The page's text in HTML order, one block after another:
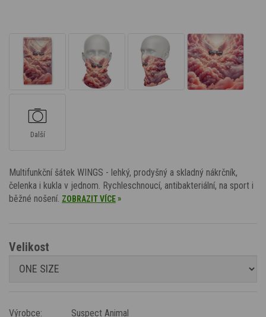
Další
Multifunkční šátek WINGS - lehký, prodyšný a skladný nákrčník,
čelenka i kukla v jednom. Rychleschnoucí, antibakteriální, na sport i
běžné nošení. ZOBRAZIT VÍCE»
Velikost
Výrobce:
Suspect Animal